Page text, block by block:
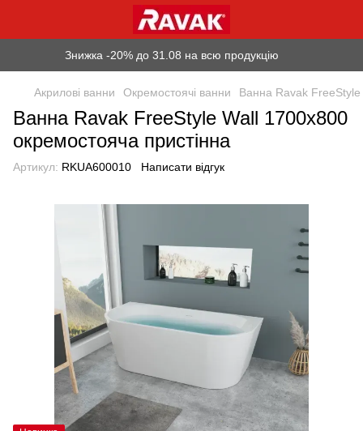
Знижка -20% до 31.08 на всю продукцію
Акрилові ванни Окремостоячі ванни Ванна Ravak FreeStyle
Ванна Ravak FreeStyle Wall 1700x800
окремостояча пристінна
Артикул: RKUA600010 Написати відгук